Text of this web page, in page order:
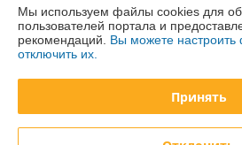
Информация для покупателя
Юридическое лицо:ООО «Курсдеталь»
220002 г. Минск, 3-й Загородный пер., 4А
Регистрационный номер ЕГР: 192726278
Регистрационный орган: Администрация
Мы используем файлы cookies для
пользователей портала и
рекомендаций. Вы можете
отключить их.
Принять